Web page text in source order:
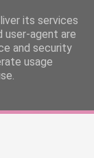
its services
user-agent are
and security
usage